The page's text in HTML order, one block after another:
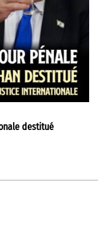
destitué